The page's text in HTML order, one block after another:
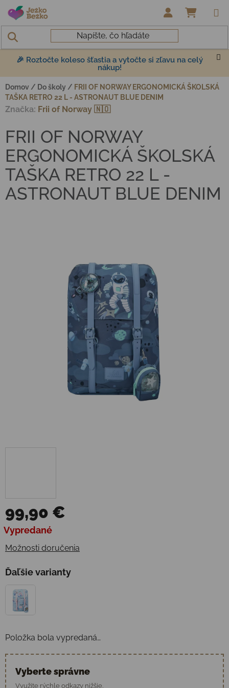
Prejsť na obsah
🎉 Roztočte koleso šťastia a vytočte si zľavu na celý
nákup!
Domov / Do školy / FRII OF NORWAY ERGONOMICKÁ ŠKOLSKÁ
TAŠKA RETRO 22 L - ASTRONAUT BLUE DENIM
99,90 €
Jednotková cena:
Vypredané
Možnosti doručenia
Ďaľšie varianty
Položka bola vypredaná…
Vyberte správne
Využite rýchle odkazy nižšie.
FRII OF NORWAY
ERGONOMICKÁ ŠKOLSKÁ
TAŠKA RETRO 22 L -
ASTRONAUT BLUE DENIM
Značka: Frii of Norway 🇳🇴